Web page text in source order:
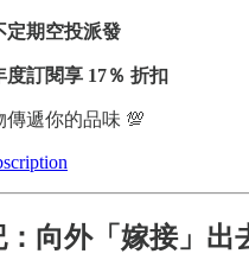
定期空投派發
度訂閱享 17％ 折扣
傳遞你的品味 💯
向外「嫁接」出